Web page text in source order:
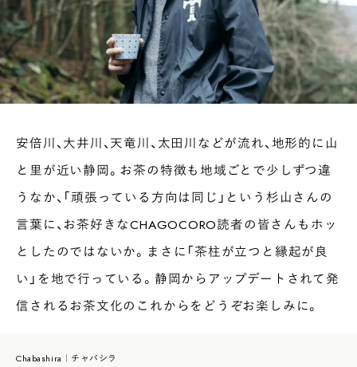
安倍川、大井川、天竜川、太田川などが流れ、地形的に山
と里が近い静岡。お茶の特徴も地域ごとで少しずつ違
うなか、「頑張っている方向は同じ」という杉山さんの
言葉に、お茶好きなCHAGOCORO読者の皆さんもホッ
としたのではないか。まさに「茶柱が立つと縁起が良
い」を地で行っている。静岡からアップデートされて発
信されるお茶文化のこれからをどうぞお楽しみに。
Chabashira｜チャバシラ